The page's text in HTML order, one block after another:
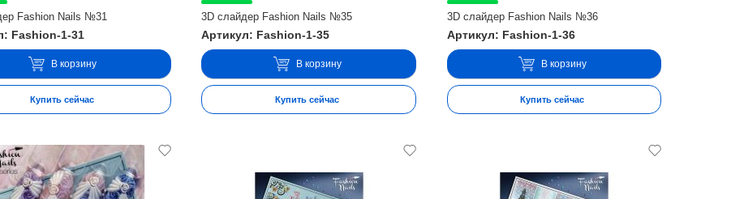
Fashion Nails №31
Fashion-1-31
В корзину
Купить сейчас
3D слайдер Fashion Nails №35
Артикул: Fashion-1-35
В корзину
Купить сейчас
3D слайдер Fashion Nails №36
Артикул: Fashion-1-36
В корзину
Купить сейчас